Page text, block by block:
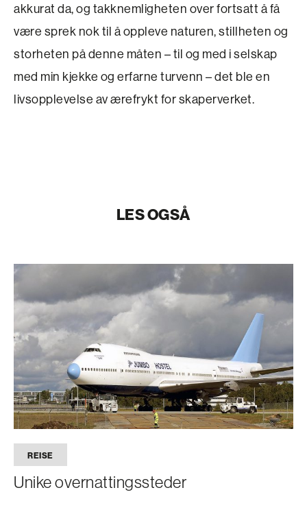
akkurat da, og takknemligheten over fortsatt å få
være sprek nok til å oppleve naturen, stillheten og
storheten på denne måten – til og med i selskap
med min kjekke og erfarne turvenn – det ble en
livsopplevelse av ærefrykt for skaperverket.
LES OGSÅ
REISE
Unike overnattingssteder